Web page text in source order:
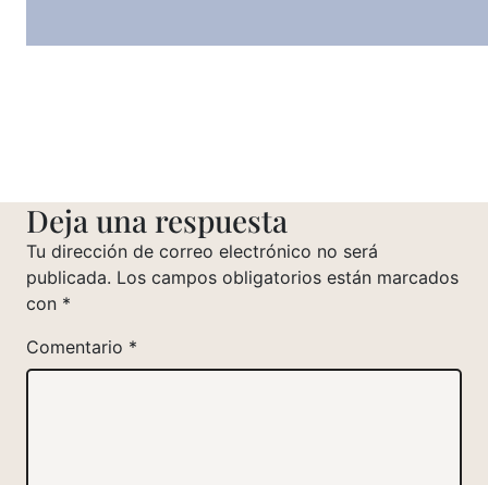
Deja una respuesta
Tu dirección de correo electrónico no será
publicada. Los campos obligatorios están marcados
con *
Comentario *